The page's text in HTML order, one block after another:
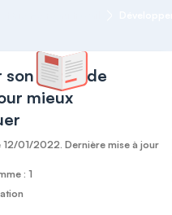
son esprit de
mieux
12/01/2022. Dernière mise à jour
: 1